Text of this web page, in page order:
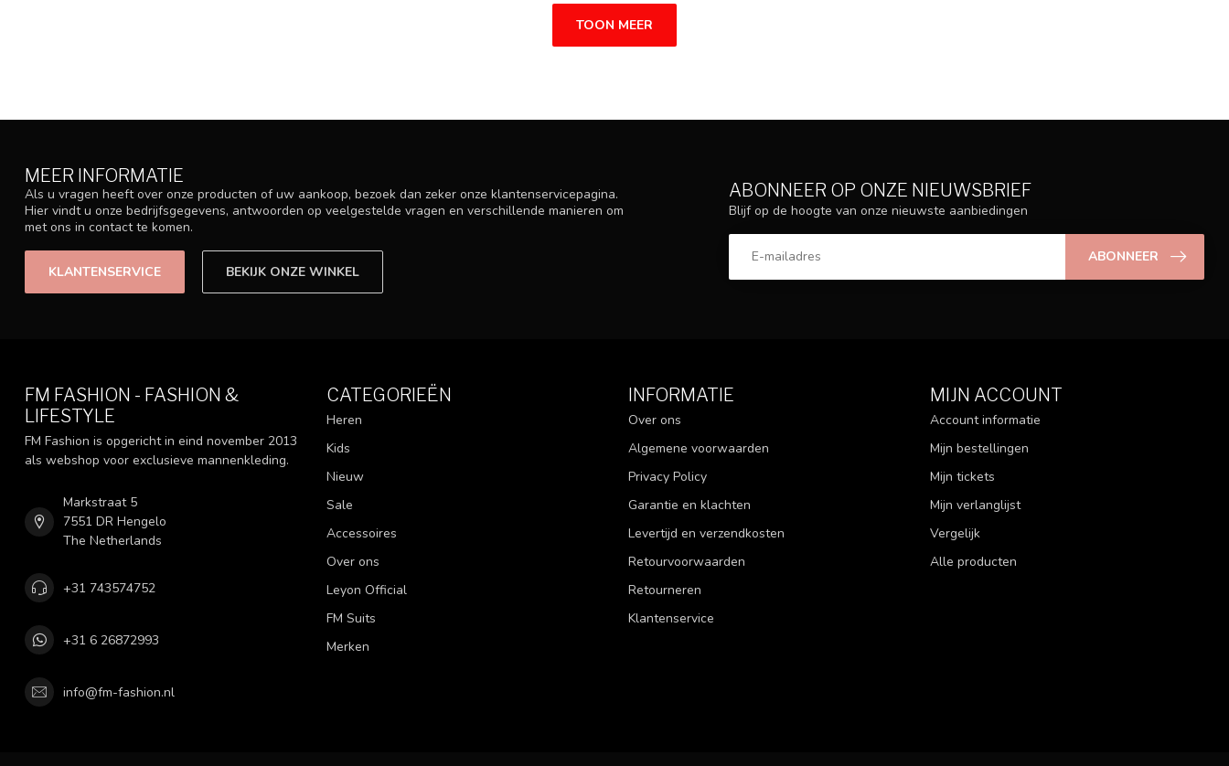
TOON MEER
MEER INFORMATIE
Als u vragen heeft over onze producten of uw aankoop, bezoek dan zeker onze klantenservicepagina.
Hier vindt u onze bedrijfsgegevens, antwoorden op veelgestelde vragen en verschillende manieren om
met ons in contact te komen.
KLANTENSERVICE BEKIJK ONZE WINKEL
ABONNEER OP ONZE NIEUWSBRIEF
Blijf op de hoogte van onze nieuwste aanbiedingen
ABONNEER
FM FASHION - FASHION &
LIFESTYLE
FM Fashion is opgericht in eind november 2013
als webshop voor exclusieve mannenkleding.
Markstraat 5
7551 DR Hengelo
The Netherlands
+31 743574752
+31 6 26872993
info@fm-fashion.nl
CATEGORIEËN
Heren
Kids
Nieuw
Sale
Accessoires
Over ons
Leyon Official
FM Suits
Merken
INFORMATIE
Over ons
Algemene voorwaarden
Privacy Policy
Garantie en klachten
Levertijd en verzendkosten
Retourvoorwaarden
Retourneren
Klantenservice
MIJN ACCOUNT
Account informatie
Mijn bestellingen
Mijn tickets
Mijn verlanglijst
Vergelijk
Alle producten